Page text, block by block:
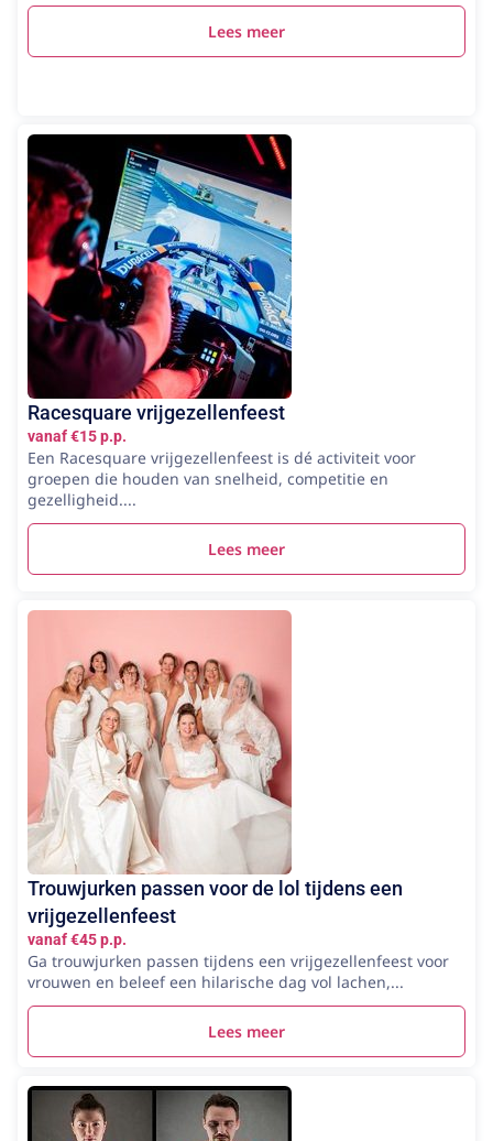
Lees meer
Racesquare vrijgezellenfeest
vanaf €15 p.p.
Een Racesquare vrijgezellenfeest is dé activiteit voor
groepen die houden van snelheid, competitie en
gezelligheid....
Lees meer
Trouwjurken passen voor de lol tijdens een
vrijgezellenfeest
vanaf €45 p.p.
Ga trouwjurken passen tijdens een vrijgezellenfeest voor
vrouwen en beleef een hilarische dag vol lachen,...
Lees meer